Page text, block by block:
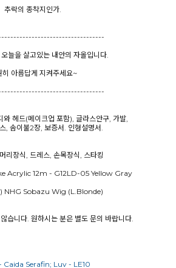
추락의 종착지인가.
늘을 살고있는 내안의 자올입니다.
히 아름답게 지켜주세요~
와 헤드(메이크업 포함), 글라스안구, 가발,
, 솜이불2장, 보증서. 인형설명서.
* 안구 : (국산) Life Like Acrylic 12m - G12LD-05 Yellow Gray
NHG Sobazu Wig (L.Blonde)
습니다. 원하시는 분은 별도 문의 바랍니다.